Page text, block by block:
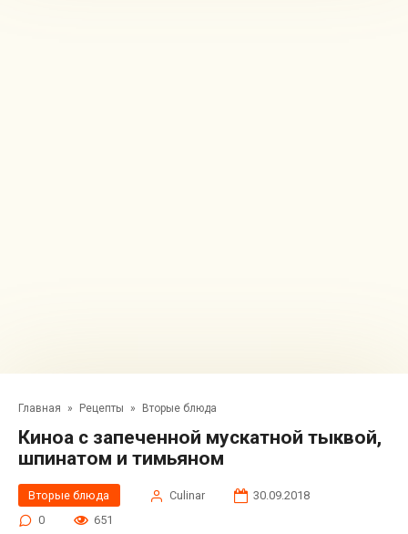
Главная » Рецепты » Вторые блюда
Киноа с запеченной мускатной тыквой,
шпинатом и тимьяном
Вторые блюда Сulinar
30.09.2018
0
651